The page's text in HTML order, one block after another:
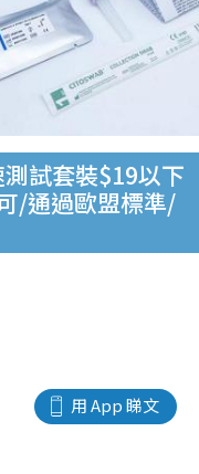
測試套裝$19以下
/通過歐盟標準/
用 App 睇文